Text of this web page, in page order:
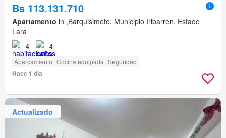
Bs 113.131.710
Apartamento in ,Barquisimeto, Municipio Iribarren, Estado
Lara
4 4
Aparcamiento Cocina equipada Seguridad
Hace 1 día
Actualizado